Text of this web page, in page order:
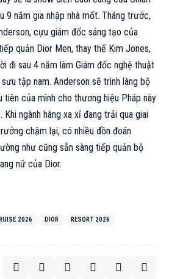
9 năm gia nhập nhà mốt. Tháng trước,
cựu giám đốc sáng tạo của
quản Dior Men, thay thế Kim Jones,
đi sau 4 năm làm Giám đốc nghệ thuật
tập nam. Anderson sẽ trình làng bộ
tiên của mình cho thương hiệu Pháp này
Khi ngành hàng xa xỉ đang trải qua giai
chậm lại, có nhiều đồn đoán
như cũng sẵn sàng tiếp quản bộ
nữ của Dior.
2026 DIOR RESORT 2026